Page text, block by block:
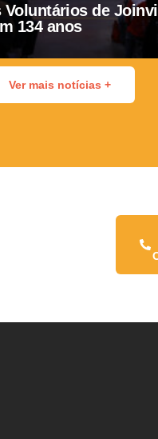
Voluntários de
134 anos
Ver mais notícias +